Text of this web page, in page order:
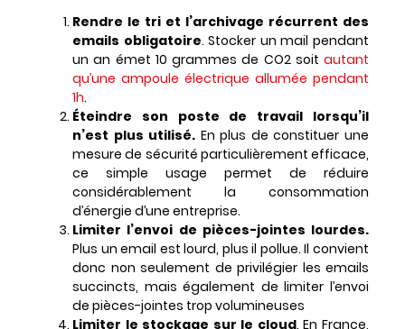
Rendre le tri et l’archivage récurrent des
emails obligatoire. Stocker un mail pendant
un an émet 10 grammes de CO2 soit autant
qu’une ampoule électrique allumée pendant
1h.
Éteindre son poste de travail lorsqu’il
n’est plus utilisé. En plus de constituer une
mesure de sécurité particulièrement efficace,
ce simple usage permet de réduire
considérablement la consommation
d’énergie d’une entreprise.
Limiter l’envoi de pièces-jointes lourdes.
Plus un email est lourd, plus il pollue. Il convient
donc non seulement de privilégier les emails
succincts, mais également de limiter l’envoi
de pièces-jointes trop volumineuses
Limiter le stockage sur le cloud. En France,